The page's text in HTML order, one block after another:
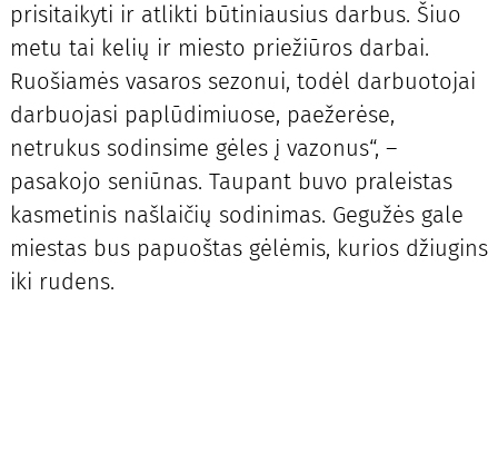
prisitaikyti ir atlikti būtiniausius darbus. Šiuo
metu tai kelių ir miesto priežiūros darbai.
Ruošiamės vasaros sezonui, todėl darbuotojai
darbuojasi paplūdimiuose, paežerėse,
netrukus sodinsime gėles į vazonus“, –
pasakojo seniūnas. Taupant buvo praleistas
kasmetinis našlaičių sodinimas. Gegužės gale
miestas bus papuoštas gėlėmis, kurios džiugins
iki rudens.